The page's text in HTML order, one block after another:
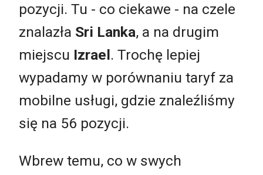
pozycji. Tu - co ciekawe - na czele
znalazła Sri Lanka, a na drugim
miejscu Izrael. Trochę lepiej
wypadamy w porównaniu taryf za
mobilne usługi, gdzie znaleźliśmy
się na 56 pozycji.
Wbrew temu, co w swych